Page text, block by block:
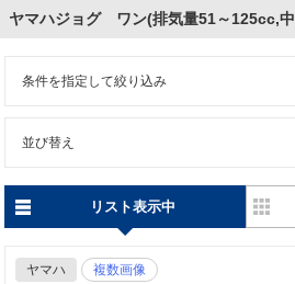
ヤマハジョグ ワン(排気量51～125cc,
条件を指定して絞り込み
並び替え
リスト表示中
ヤマハ 複数画像